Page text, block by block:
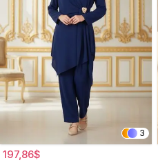
3
197,86$